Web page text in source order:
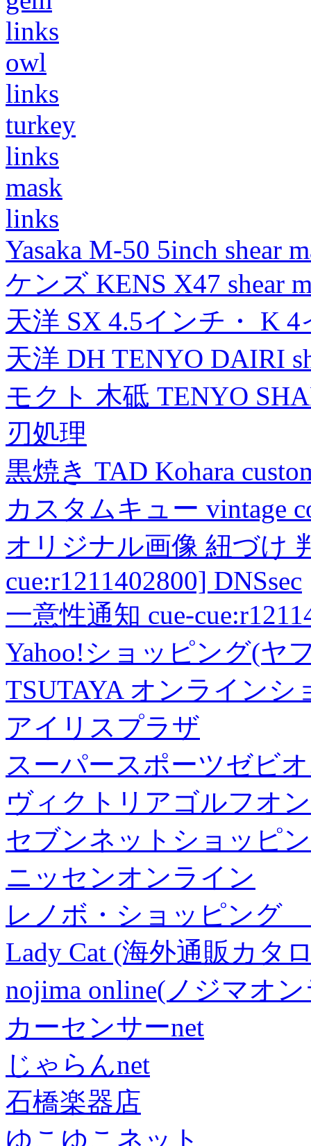
links
owl
links
turkey
links
mask
links
Yasaka M-50 5inch shear
ケンズ KENS X47 shear
天洋 SX 4.5インチ・ K
天洋 DH TENYO DAIRI
モクト 木砥 TENYO
刃処理
黒焼き TAD Kohara
カスタムキュー vintage
オリジナル画像 紐づけ
cue:r1211402800] DNSsec
一意性通知 cue-
Yahoo!ショッピング(ヤ
TSUTAYA オンラインシ
アイリスプラザ
スーパースポーツゼビ
ヴィクトリアゴルフオ
セブンネットショッピ
ニッセンオンライン
レノボ・ショッピング
Lady Cat (海外通販カタ
nojima online(ノジマオ
カーセンサーnet
じゃらんnet
石橋楽器店
ゆこゆこネット